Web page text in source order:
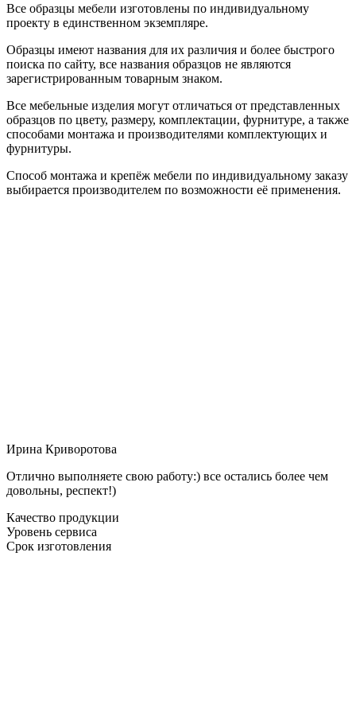
Все образцы мебели изготовлены по индивидуальному
проекту в единственном экземпляре.
Образцы имеют названия для их различия и более быстрого
поиска по сайту, все названия образцов не являются
зарегистрированным товарным знаком.
Все мебельные изделия могут отличаться от представленных
образцов по цвету, размеру, комплектации, фурнитуре, а также
способами монтажа и производителями комплектующих и
фурнитуры.
Способ монтажа и крепёж мебели по индивидуальному заказу
выбирается производителем по возможности её применения.
Ирина Криворотова
Отлично выполняете свою работу:) все остались более чем
довольны, респект!)
Качество продукции
Уровень сервиса
Срок изготовления